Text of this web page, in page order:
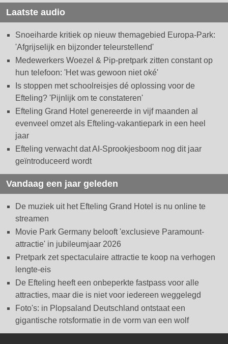
Laatste audio
Snoeiharde kritiek op nieuw themagebied Europa-Park:
'Afgrijselijk en bijzonder teleurstellend'
Medewerkers Woezel & Pip-pretpark zitten constant op
hun telefoon: 'Het was gewoon niet oké'
Is stoppen met schoolreisjes dé oplossing voor de
Efteling? 'Pijnlijk om te constateren'
Efteling Grand Hotel genereerde in vijf maanden al
evenveel omzet als Efteling-vakantiepark in een heel
jaar
Efteling verwacht dat AI-Sprookjesboom nog dit jaar
geïntroduceerd wordt
Vandaag een jaar geleden
De muziek uit het Efteling Grand Hotel is nu online te
streamen
Movie Park Germany belooft 'exclusieve Paramount-
attractie' in jubileumjaar 2026
Pretpark zet spectaculaire attractie te koop na verhogen
lengte-eis
De Efteling heeft een onbeperkte fastpass voor alle
attracties, maar die is niet voor iedereen weggelegd
Foto's: in Plopsaland Deutschland ontstaat een
gigantische rotsformatie in de vorm van een wolf